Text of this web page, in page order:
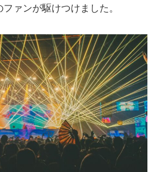
ァンが駆けつけました。